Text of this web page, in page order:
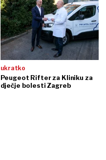
ukratko
Peugeot Rifter za Kliniku za
dječje bolesti Zagreb